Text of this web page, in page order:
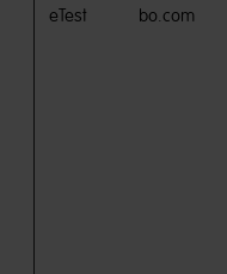
eTest
bo.com